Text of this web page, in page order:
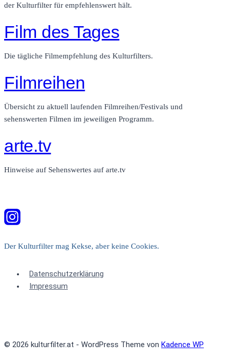
der Kulturfilter für empfehlenswert hält.
Film des Tages
Die tägliche Filmempfehlung des Kulturfilters.
Filmreihen
Übersicht zu aktuell laufenden Filmreihen/Festivals und
sehenswerten Filmen im jeweiligen Programm.
arte.tv
Hinweise auf Sehenswertes auf arte.tv
Der Kulturfilter mag Kekse, aber keine Cookies.
Datenschutzerklärung
Impressum
© 2026 kulturfilter.at - WordPress Theme von Kadence WP